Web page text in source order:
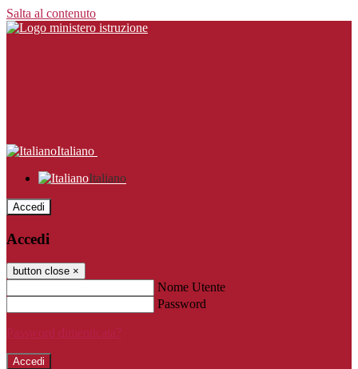
Salta al contenuto
Italiano
Italiano
Accedi
Accedi
button close ×
Nome Utente
Password
Password dimenticata?